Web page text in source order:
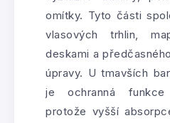
omítky. Tyto části
vlasových trhlin,
deskami a
úpravy. U tmavších
je ochranná
protože vyšší